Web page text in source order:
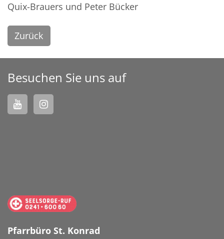
Quix-Brauers und Peter Bücker
Zurück
Besuchen Sie uns auf
Pfarrbüro St. Konrad